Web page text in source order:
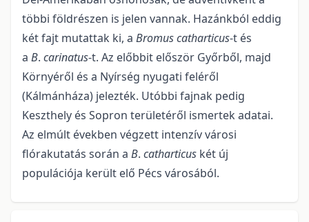
többi földrészen is jelen vannak. Hazánkból eddig
két fajt mutattak ki, a Bromuscatharticus-t és
a B. carinatus-t. Az előbbit először Győrből, majd
Környéről és a Nyírség nyugati feléről
(Kálmánháza) jelezték. Utóbbi fajnak pedig
Keszthely és Sopron területéről ismertek adatai.
Az elmúlt években végzett intenzív városi
flórakutatás során a B. catharticus két új
populációja került elő Pécs városából.